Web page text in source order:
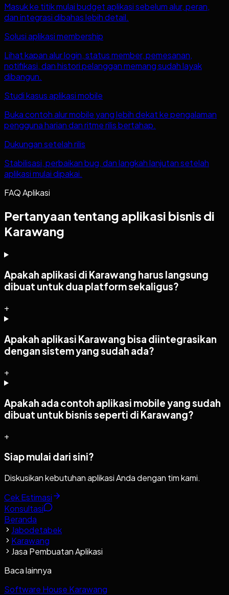
Masuk ke titik mulai budget aplikasi sebelum alur, peran,
dan integrasi dibahas lebih detail.
Solusi aplikasi membership
Lihat kapan alur login, status member, pemesanan,
notifikasi, dan histori pelanggan memang sudah layak
dibangun.
Studi kasus aplikasi mobile
Buka contoh alur mobile yang lebih dekat ke pengalaman
pengguna harian dan ritme rilis bertahap.
Dukungan setelah rilis
Stabilisasi, perbaikan bug, dan langkah lanjutan setelah
aplikasi mulai dipakai.
FAQ Aplikasi
Pertanyaan tentang aplikasi bisnis di
Karawang
Apakah aplikasi di Karawang harus langsung
dibuat untuk dua platform sekaligus?
+
Apakah aplikasi Karawang bisa diintegrasikan
dengan sistem yang sudah ada?
+
Apakah ada contoh aplikasi mobile yang sudah
dibuat untuk bisnis seperti di Karawang?
+
Siap mulai dari sini?
Diskusikan kebutuhan aplikasi Anda dengan tim kami.
Cek Estimasi
Konsultasi
Beranda
Jabodetabek
Karawang
Jasa Pembuatan Aplikasi
Baca lainnya
Software House Karawang